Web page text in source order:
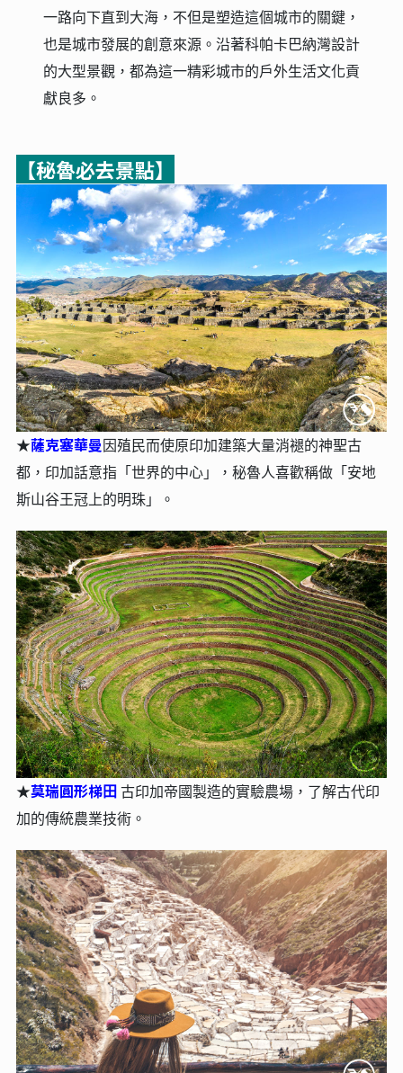
一路向下直到大海，不但是塑造這個城市的關鍵，
也是城市發展的創意來源。沿著科帕卡巴納灣設計
的大型景觀，都為這一精彩城市的戶外生活文化貢
獻良多。
【秘魯必去景點】
★薩克塞華曼 因殖民而使原印加建築大量消褪的神聖古
都，印加話意指「世界的中心」，秘魯人喜歡稱做「安地
斯山谷王冠上的明珠」。
★莫瑞圓形梯⽥ 古印加帝國製造的實驗農場，了解古代印
加的傳統農業技術。